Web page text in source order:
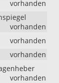
vorhanden
vorhanden
vorhanden
vorhanden
vorhanden